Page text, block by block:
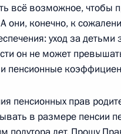
с врио главы
Васильевым
всё возможное, чтобы
конечно, к
уход за
он не может
пенсионные
пенсионных прав
в размере